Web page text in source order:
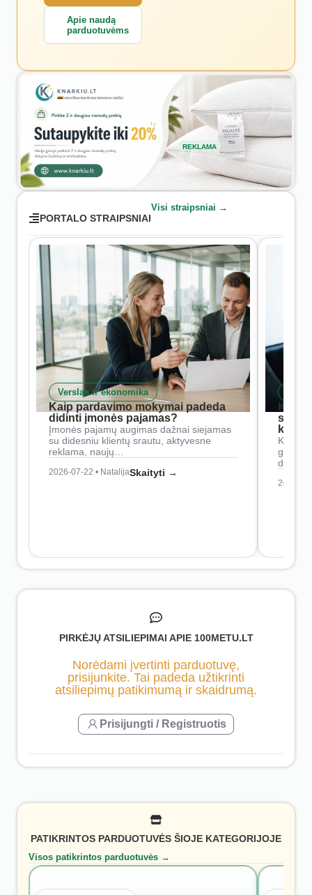
Apie naudą
parduotuvėms
REKLAMA
PORTALO STRAIPSNIAI
Visi straipsniai →
Verslas ir ekonomika
Kaip pardavimo mokymai padeda
didinti įmonės pajamas?
Įmonės pajamų augimas dažnai siejamas
su didesniu klientų srautu, aktyvesne
reklama, naujų…
2026-07-22 • NatalijaSkaityti →
Kaip
2026-
PIRKĖJŲ ATSILIEPIMAI APIE 100METU.LT
Norėdami įvertinti parduotuvę,
prisijunkite. Tai padeda užtikrinti
atsiliepimų patikimumą ir skaidrumą.
Prisijungti / Registruotis
PATIKRINTOS PARDUOTUVĖS ŠIOJE KATEGORIJOJE
Visos patikrintos parduotuvės →